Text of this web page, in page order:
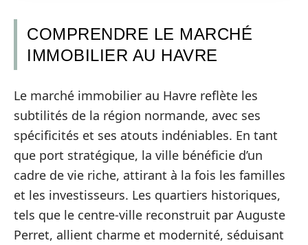
COMPRENDRE LE MARCHÉ
IMMOBILIER AU HAVRE
Le marché immobilier au Havre reflète les
subtilités de la région normande, avec ses
spécificités et ses atouts indéniables. En tant
que port stratégique, la ville bénéficie d’un
cadre de vie riche, attirant à la fois les familles
et les investisseurs. Les quartiers historiques,
tels que le centre-ville reconstruit par Auguste
Perret, allient charme et modernité, séduisant